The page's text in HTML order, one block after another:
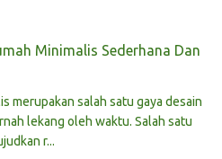
Minimalis Sederhana Dan
merupakan salah satu gaya desain
lekang oleh waktu. Salah satu
r...